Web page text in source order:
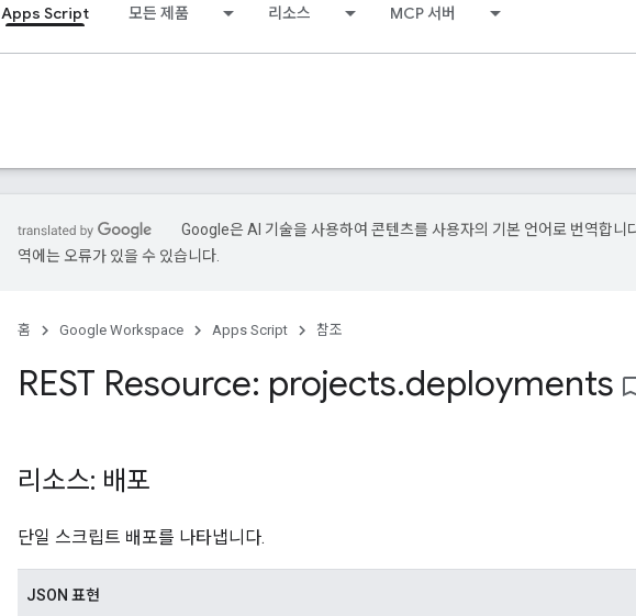
Apps Script 모든 제품 리소스 MCP 서버
Google은 AI 기술을 사용하여 콘텐츠를 사용자의 기본 언어로 번역합니
역에는 오류가 있을 수 있습니다.
홈 Google Workspace Apps Script 참조
REST Resource: projects.deployments
리소스: 배포
단일 스크립트 배포를 나타냅니다.
JSON 표현